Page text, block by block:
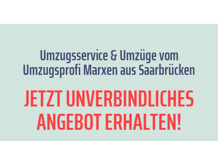
Umzugsservice & Umzüge vom
Umzugsprofi Marxen aus Saarbrücken
JETZT UNVERBINDLICHES
ANGEBOT ERHALTEN!